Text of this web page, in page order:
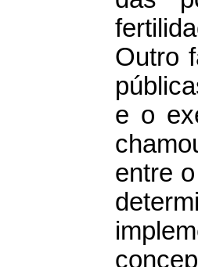
Outro
e o
entre